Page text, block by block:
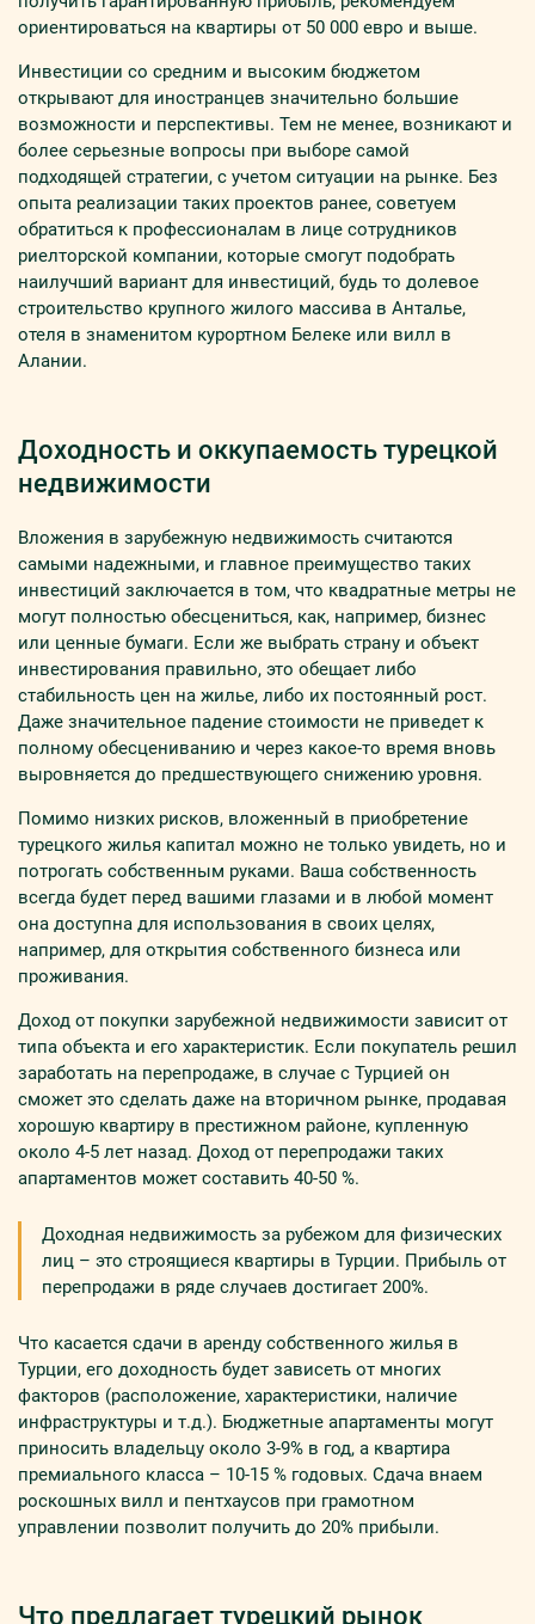
ориентироваться на квартиры от 50 000 евро и выше.
Инвестиции со средним и высоким бюджетом
открывают для иностранцев значительно большие
возможности и перспективы. Тем не менее, возникают и
более серьезные вопросы при выборе самой
подходящей стратегии, с учетом ситуации на рынке. Без
опыта реализации таких проектов ранее, советуем
обратиться к профессионалам в лице сотрудников
риелторской компании, которые смогут подобрать
наилучший вариант для инвестиций, будь то долевое
строительство крупного жилого массива в Анталье,
отеля в знаменитом курортном Белеке или вилл в
Алании.
Доходность и оккупаемость турецкой
недвижимости
Вложения в зарубежную недвижимость считаются
самыми надежными, и главное преимущество таких
инвестиций заключается в том, что квадратные метры не
могут полностью обесцениться, как, например, бизнес
или ценные бумаги. Если же выбрать страну и объект
инвестирования правильно, это обещает либо
стабильность цен на жилье, либо их постоянный рост.
Даже значительное падение стоимости не приведет к
полному обесцениванию и через какое-то время вновь
выровняется до предшествующего снижению уровня.
Помимо низких рисков, вложенный в приобретение
турецкого жилья капитал можно не только увидеть, но и
потрогать собственным руками. Ваша собственность
всегда будет перед вашими глазами и в любой момент
она доступна для использования в своих целях,
например, для открытия собственного бизнеса или
проживания.
Доход от покупки зарубежной недвижимости зависит от
типа объекта и его характеристик. Если покупатель решил
заработать на перепродаже, в случае с Турцией он
сможет это сделать даже на вторичном рынке, продавая
хорошую квартиру в престижном районе, купленную
около 4-5 лет назад. Доход от перепродажи таких
апартаментов может составить 40-50 %.
Доходная недвижимость за рубежом для физических
лиц – это строящиеся квартиры в Турции. Прибыль от
перепродажи в ряде случаев достигает 200%.
Что касается сдачи в аренду собственного жилья в
Турции, его доходность будет зависеть от многих
факторов (расположение, характеристики, наличие
инфраструктуры и т.д.). Бюджетные апартаменты могут
приносить владельцу около 3-9% в год, а квартира
премиального класса – 10-15 % годовых. Сдача внаем
роскошных вилл и пентхаусов при грамотном
управлении позволит получить до 20% прибыли.
Что предлагает турецкий рынок